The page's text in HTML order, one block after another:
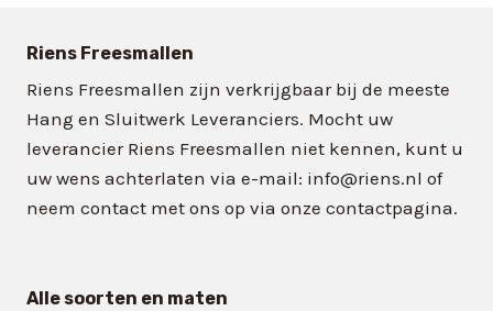
Riens Freesmallen
Riens Freesmallen zijn verkrijgbaar bij de meeste
Hang en Sluitwerk Leveranciers. Mocht uw
leverancier Riens Freesmallen niet kennen, kunt u
uw wens achterlaten via e-mail: info@riens.nl of
neem contact met ons op via onze contactpagina.
Alle soorten en maten